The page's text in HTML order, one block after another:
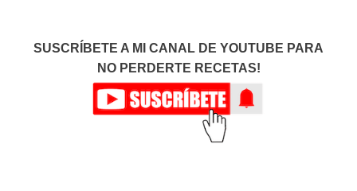
SUSCRÍBETE A MI CANAL DE YOUTUBE PARA
NO PERDERTE RECETAS!